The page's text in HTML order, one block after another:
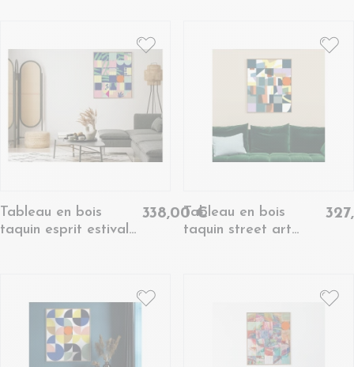
Tableau en bois
taquin esprit estival
338,00 €Tableau en bois
taquin street art